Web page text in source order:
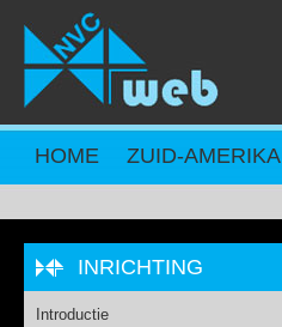
Overslaan en naar de inhoud gaan
HOME ZUID-AMERIKA
INRICHTING
Introductie